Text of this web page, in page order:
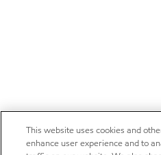
This website uses cookies and
enhance user experience and to